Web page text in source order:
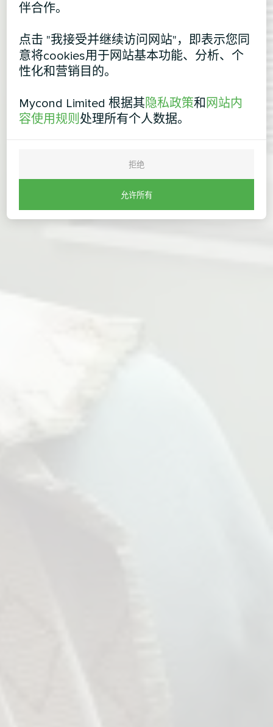
伴合作。
点击 "我接受并继续访问网站"，即表示您同
意将cookies用于网站基本功能、分析、个
性化和营销目的。
Mycond Limited 根据其隐私政策和 网站内
容使用规则 处理所有个人数据。
拒绝
允许所有